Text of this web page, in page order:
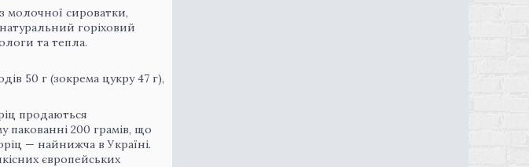
молочної сироватки,
горіховий
та тепла.
50 г (зокрема цукру 47 г),
продаються
пакованні 200 грамів, що
— найнижча в Україні.
європейських